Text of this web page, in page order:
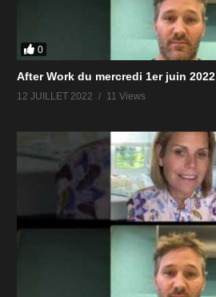
0
After Work du mercredi 1er juin 2022
12 JUILLET 2022 11 Views